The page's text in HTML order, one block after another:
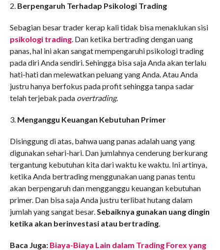
2. Berpengaruh Terhadap Psikologi Trading
Sebagian besar trader kerap kali tidak bisa menaklukan sisi
psikologi trading. Dan ketika bertrading dengan uang
panas, hal ini akan sangat mempengaruhi psikologi trading
pada diri Anda sendiri. Sehingga bisa saja Anda akan terlalu
hati-hati dan melewatkan peluang yang Anda. Atau Anda
justru hanya berfokus pada profit sehingga tanpa sadar
telah terjebak pada overtrading.
3. Menganggu Keuangan Kebutuhan Primer
Disinggung di atas, bahwa uang panas adalah uang yang
digunakan sehari-hari. Dan jumlahnya cenderung berkurang
tergantung kebutuhan kita dari waktu ke waktu. Ini artinya,
ketika Anda bertrading menggunakan uang panas tentu
akan berpengaruh dan mengganggu keuangan kebutuhan
primer. Dan bisa saja Anda justru terlibat hutang dalam
jumlah yang sangat besar. Sebaiknya gunakan uang dingin
ketika akan berinvestasi atau bertrading.
Baca Juga: Biaya-Biaya Lain dalam Trading Forex yang